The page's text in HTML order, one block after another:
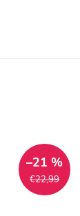
€22,99
–21 %